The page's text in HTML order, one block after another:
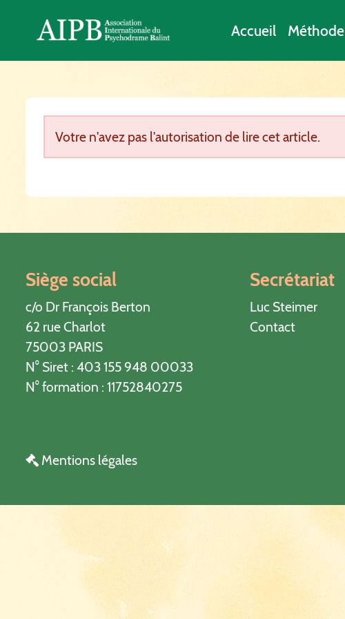
Accueil Méthode
Votre n'avez pas l'autorisation de lire cet article.
Siège social
c/o Dr François Berton
62 rue Charlot
75003 PARIS
N° Siret : 403 155 948 00033
N° formation : 11752840275
Secrétariat
Luc Steimer
Contact
Mentions légales